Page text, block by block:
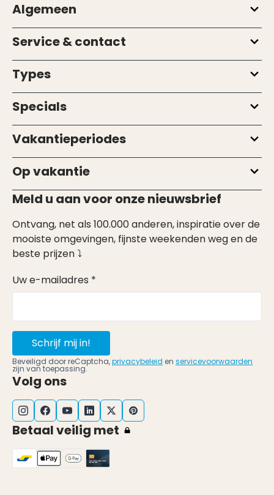
Algemeen
Service & contact
Types
Specials
Vakantieperiodes
Op vakantie
Meld u aan voor onze nieuwsbrief
Ontvang, net als 100.000 anderen, inspiratie over de
mooiste omgevingen, fijnste weekenden weg en de
beste prijzen ⤵
Uw e-mailadres *
Schrijf mij in!
Beveiligd door reCaptcha,privacybeleid en servicevoorwaarden
zijn van toepassing.
Volg ons
Betaal veilig met